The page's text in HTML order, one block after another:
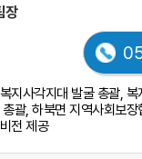
장
지사각지대 발굴 총괄,
괄, 하북면 지역사회보장
전 제공